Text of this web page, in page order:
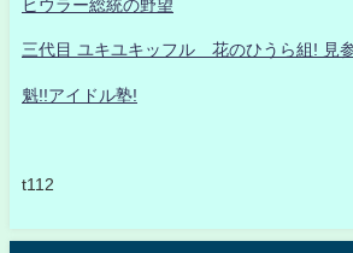
ヒウラー総統の野望
三代目 ユキユキッフル 花のひうら組! 見参
魁!!アイドル塾!
t112